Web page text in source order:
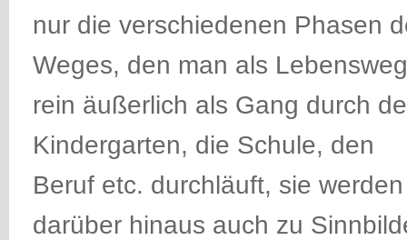
nur die verschiedenen Phasen
Weges, den man als Lebensweg
rein äußerlich als Gang durch
Kindergarten, die Schule, den
Beruf etc. durchläuft, sie werden
darüber hinaus auch zu